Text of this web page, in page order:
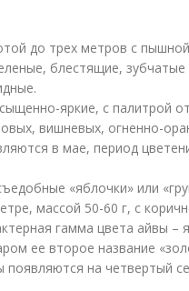
до трех метров с
блестящие, зубчатые
яркие, с палитрой
вишневых, огненно-
в мае, период
«яблочки» или
массой 50-60 г, с
гамма цвета айвы –
ее второе название
появляются на четвертый